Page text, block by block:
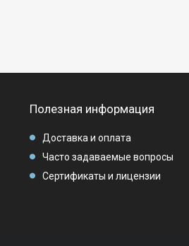
Полезная информация
Доставка и оплата
Часто задаваемые вопросы
Сертификаты и лицензии